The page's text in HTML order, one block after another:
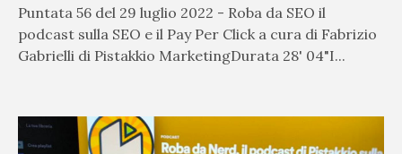
Puntata 56 del 29 luglio 2022 - Roba da SEO il
podcast sulla SEO e il Pay Per Click a cura di Fabrizio
Gabrielli di Pistakkio MarketingDurata 28' 04"I...